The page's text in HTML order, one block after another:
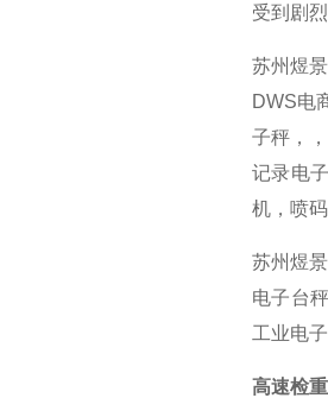
受到剧
苏州煜
DWS电
子秤，
记录电
机，喷
苏州煜
电子台
工业电
高速检